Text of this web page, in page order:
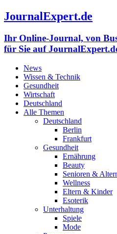
JournalExpert.de
Ihr Online-Journal, von
für Sie auf
News
Wissen & Technik
Gesundheit
Wirtschaft
Deutschland
Alle Themen
Deutschland
Berlin
Frankfurt
Gesundheit
Ernährung
Beauty
Senioren &
Wellness
Eltern & Kinder
Esoterik
Unterhaltung
Spiele
Mode